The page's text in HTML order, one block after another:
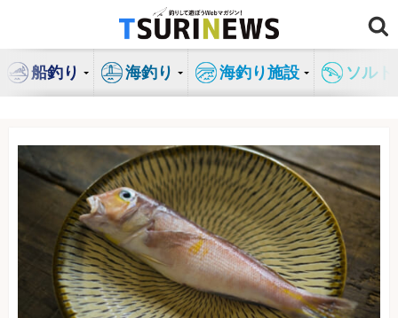
ン
船釣り 海釣り 海釣り施設 ソル